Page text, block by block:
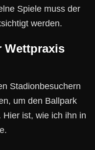
Spiele muss der
werden.
Wettpraxis
Stadionbesuchern
um den Ballpark
ist, wie ich ihn in